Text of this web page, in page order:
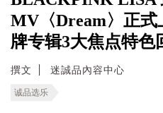
MV〈Dream〉正式
牌专辑3大焦点特色
撰文 迷誠品內容中心
诚品选乐